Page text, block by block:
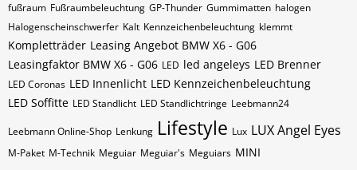
fußraum Fußraumbeleuchtung GP-Thunder Gummimatten halogen
Halogenscheinschwerfer Kalt Kennzeichenbeleuchtung klemmt
Kompletträder Leasing Angebot BMW X6 - G06
Leasingfaktor BMW X6 - G06 LED led angeleys LED Brenner
LED Coronas LED Innenlicht LED Kennzeichenbeleuchtung
LED Soffitte LED Standlicht LED Standlichtringe Leebmann24
Leebmann Online-Shop Lenkung Lifestyle Lux LUX Angel Eyes
M-Paket M-Technik Meguiar Meguiar's Meguiars MINI